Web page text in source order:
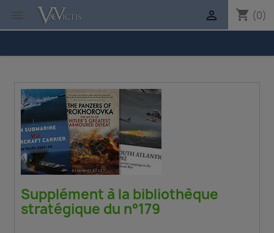
 shopping_cart (0)

Supplément à la bibliothèque
stratégique du n°179